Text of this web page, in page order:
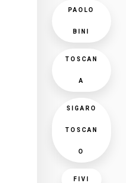
PAOLO
BINI
TOSCAN
A
SIGARO
TOSCAN
O
FIVI